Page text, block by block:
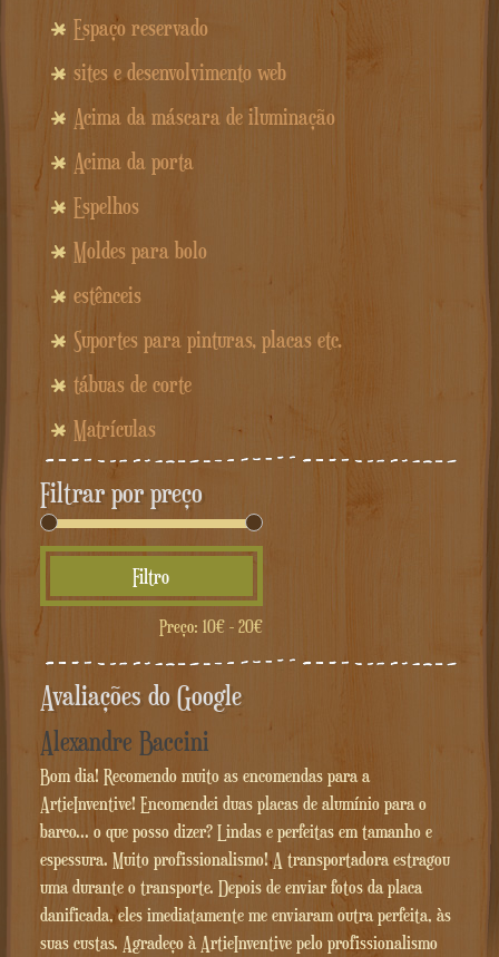
Espaço reservado
sites e desenvolvimento web
Acima da máscara de iluminação
Acima da porta
Espelhos
Moldes para bolo
estênceis
Suportes para pinturas, placas etc.
tábuas de corte
Matrículas
Filtrar por preço
mínimo
máximo
Filtro
Preço: 10€- 20€
Avaliações do Google
Alexandre Baccini
Bom dia! Recomendo muito as encomendas para a
ArtieInventive! Encomendei duas placas de alumínio para o
barco... o que posso dizer? Lindas e perfeitas em tamanho e
espessura. Muito profissionalismo! A transportadora estragou
uma durante o transporte. Depois de enviar fotos da placa
danificada, eles imediatamente me enviaram outra perfeita, às
suas custas. Agradeço à ArtieInventive pelo profissionalismo